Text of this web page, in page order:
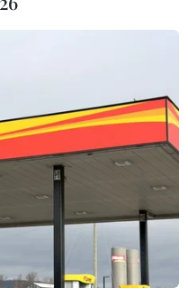
Đại sứ quán sẽ